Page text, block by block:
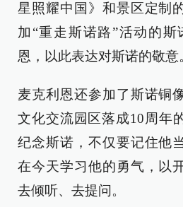
星照耀中国》和景区定制
加“重走斯诺路”活动的斯
恩，以此表达对斯诺的敬意
麦克利恩还参加了斯诺铜
文化交流园区落成10周年
纪念斯诺，不仅要记住他
在今天学习他的勇气，以
去倾听、去提问。